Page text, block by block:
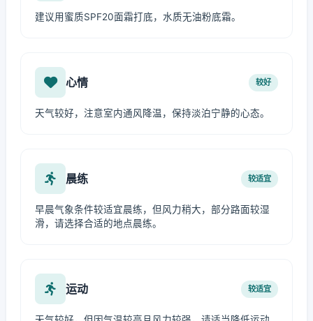
建议用蜜质SPF20面霜打底，水质无油粉底霜。
心情 较好
天气较好，注意室内通风降温，保持淡泊宁静的心态。
晨练 较适宜
早晨气象条件较适宜晨练，但风力稍大，部分路面较湿
滑，请选择合适的地点晨练。
运动 较适宜